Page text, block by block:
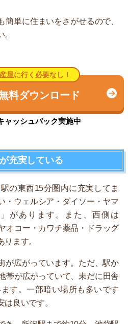
簡単に住まいをさがせるので、
屋に行く必要なし！
料ダウンロード
ャッシュバック実施中
充実している
の東西15分圏内に充実してま
・ウェルシア・ダイソー・ヤマ
があります。また、西側は
オコー・カワチ薬品・ドラッグ
ます。
が広がっています。ただ、駅か
帯が広がっていて、未だに田舎
す。一部暗い場所も多いです
良いです。